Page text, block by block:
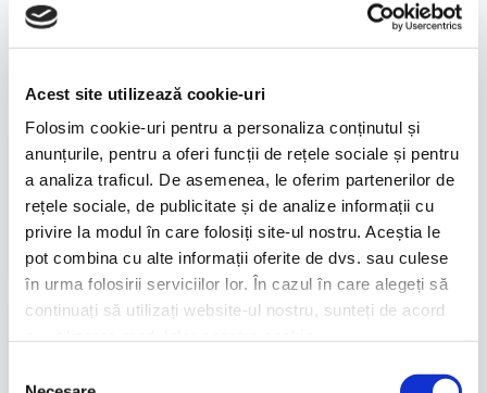
Acest site utilizează cookie-uri
Folosim cookie-uri pentru a personaliza conținutul și
anunțurile, pentru a oferi funcții de rețele sociale și pentru
a analiza traficul. De asemenea, le oferim partenerilor de
rețele sociale, de publicitate și de analize informații cu
privire la modul în care folosiți site-ul nostru. Aceștia le
pot combina cu alte informații oferite de dvs. sau culese
în urma folosirii serviciilor lor. În cazul în care alegeți să
continuați să utilizați website-ul nostru, sunteți de acord
NOTIFICARE OPERATIUNI GHEORGHE IACIU
33 descarcari
54.7 KB
RAPORT CURENT OPERATIUNI GHEORGHE IACIU
30 descarcari 10.06.2024
NOTIFICARE OPERATIUNI GHEORGHE IACIU